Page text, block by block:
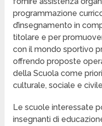
programmazione
d’insegnamento in
titolare e per
con il mondo sportivo
offrendo proposte
della Scuola come
culturale, sociale e
Le scuole interessate
insegnanti di